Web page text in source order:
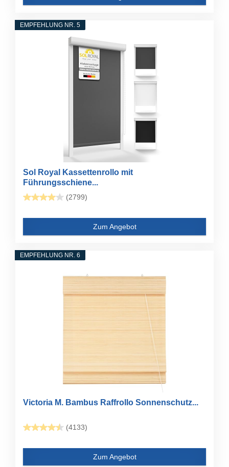
EMPFEHLUNG NR. 5
Sol Royal Kassettenrollo mit
Führungsschiene...
(2799)
Zum Angebot
EMPFEHLUNG NR. 6
Victoria M. Bambus Raffrollo Sonnenschutz...
(4133)
Zum Angebot